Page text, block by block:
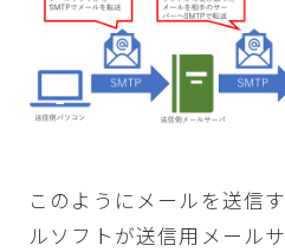
このようにメールを送信
ルソフトが送信用メール